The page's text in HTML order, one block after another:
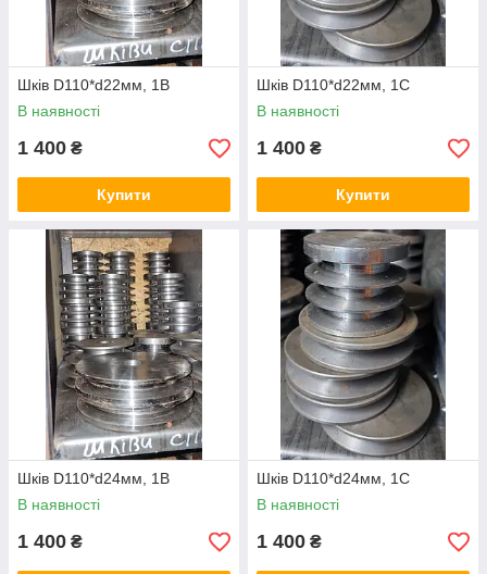
Шків D110*d22мм, 1В
В наявності
1 400 ₴
Купити
Шків D110*d22мм, 1С
В наявності
1 400 ₴
Купити
Шків D110*d24мм, 1В
В наявності
1 400 ₴
Шків D110*d24мм, 1С
В наявності
1 400 ₴